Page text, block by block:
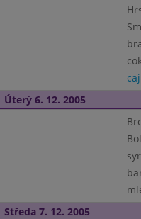
Úterý 6. 12. 2005
syr
Středa 7. 12. 2005